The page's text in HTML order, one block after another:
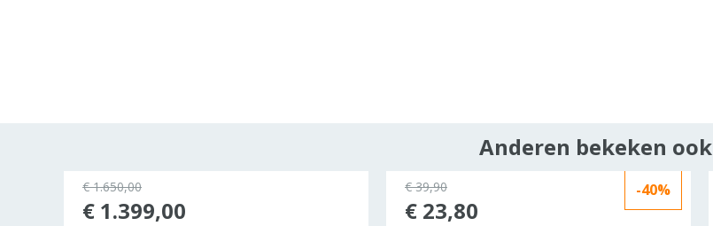
Anderen bekeken ook
€ 1.650,00
€ 1.399,00
-40%
€ 39,90
€ 23,80